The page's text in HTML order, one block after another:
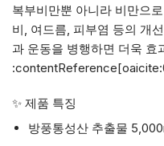
복부비만뿐 아니라 비만으
비, 여드름, 피부염 등의 개
과 운동을 병행하면 더욱 효
✨ 제품 특징
방풍통성산 추출물